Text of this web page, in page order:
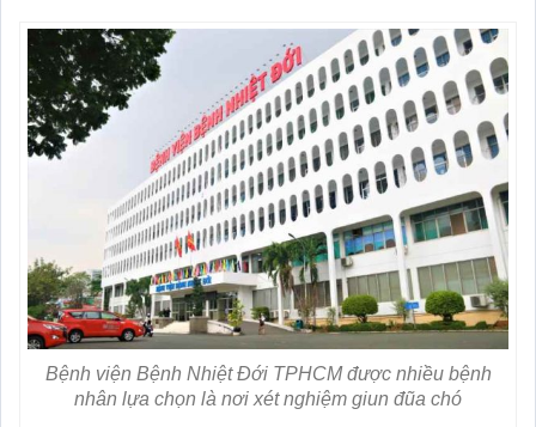
Bệnh viện Bệnh Nhiệt Đới TPHCM được nhiều bệnh
nhân lựa chọn là nơi xét nghiệm giun đũa chó